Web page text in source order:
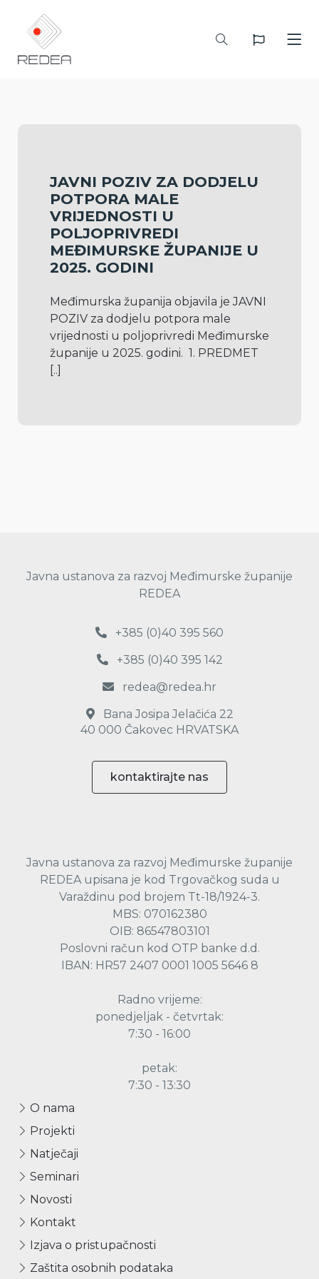
JAVNI POZIV ZA DODJELU
POTPORA MALE
VRIJEDNOSTI U
POLJOPRIVREDI
MEĐIMURSKE ŽUPANIJE U
2025. GODINI
Međimurska županija objavila je JAVNI
POZIV za dodjelu potpora male
vrijednosti u poljoprivredi Međimurske
[..]
Javna ustanova za razvoj Međimurske županije
REDEA
+385 (0)40 395 560
+385 (0)40 395 142
redea@redea.hr
Bana Josipa Jelačića 22
40 000 Čakovec HRVATSKA
kontaktirajte nas
Javna ustanova za razvoj Međimurske županije
REDEA upisana je kod Trgovačkog suda u
Varaždinu pod brojem Tt-18/1924-3.
MBS: 070162380
OIB: 86547803101
Poslovni račun kod OTP banke d.d.
IBAN: HR57 2407 0001 1005 5646 8
Radno vrijeme:
ponedjeljak - četvrtak:
7:30 - 16:00
petak:
7:30 - 13:30
O nama
Projekti
Natječaji
Seminari
Novosti
Kontakt
Izjava o pristupačnosti
Zaštita osobnih podataka